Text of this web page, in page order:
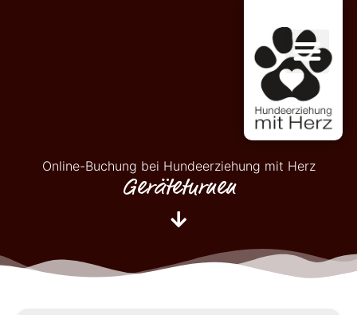
Online-Buchung bei Hundeerziehung mit Herz
Geräteturnen